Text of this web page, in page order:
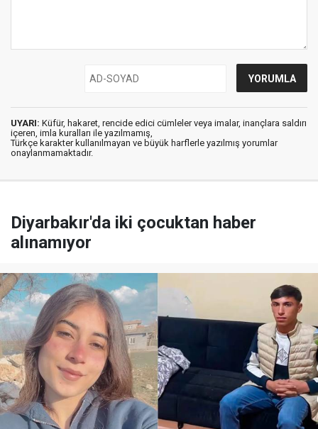
UYARI: Küfür, hakaret, rencide edici cümleler veya imalar, inançlara saldırı
içeren, imla kuralları ile yazılmamış,
Türkçe karakter kullanılmayan ve büyük harflerle yazılmış yorumlar
onaylanmamaktadır.
Diyarbakır'da iki çocuktan haber
alınamıyor